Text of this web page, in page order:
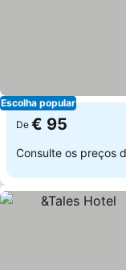
Escolha popular
De € 95
Consulte os preços